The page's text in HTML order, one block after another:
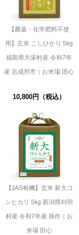
【農薬・化学肥料不使
用】玄米 こしひかり 5kg
福島県天栄村産 令和7年
産 吉成邦市｜お米場 田心
10,800円（税込）
【JAS有機】玄米 新大コ
シヒカリ 5kg 新潟県刈羽
村産 令和7年産 孫作｜お
米場 田心